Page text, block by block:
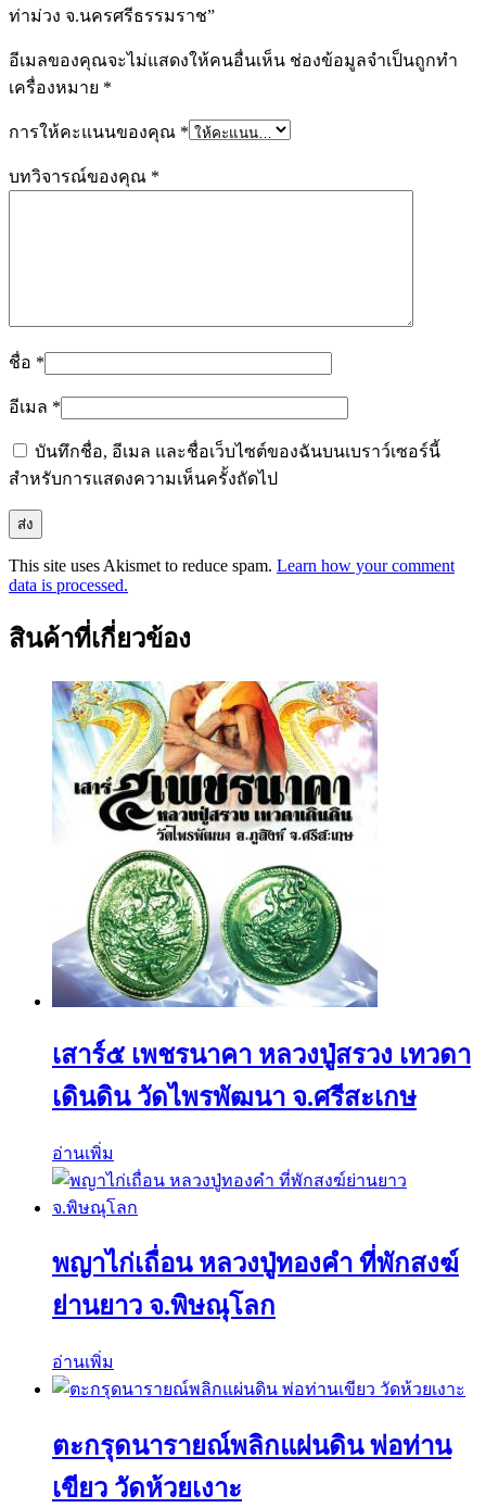
ท่าม่วง จ.นครศรีธรรมราช”
อีเมลของคุณจะไม่แสดงให้คนอื่นเห็น ช่องข้อมูลจำเป็นถูกทำ
เครื่องหมาย *
การให้คะแนนของคุณ *
บทวิจารณ์ของคุณ *
ชื่อ *
อีเมล *
บันทึกชื่อ, อีเมล และชื่อเว็บไซต์ของฉันบนเบราว์เซอร์นี้
สำหรับการแสดงความเห็นครั้งถัดไป
This site uses Akismet to reduce spam. Learn how your comment
data is processed.
สินค้าที่เกี่ยวข้อง
เสาร์๕ เพชรนาคา หลวงปู่สรวง เทวดา
เดินดิน วัดไพรพัฒนา จ.ศรีสะเกษ
อ่านเพิ่ม
พญาไก่เถื่อน หลวงปู่ทองคำ ที่พักสงฆ์
ย่านยาว จ.พิษณุโลก
อ่านเพิ่ม
ตะกรุดนารายณ์พลิกแผ่นดิน พ่อท่าน
เขียว วัดห้วยเงาะ